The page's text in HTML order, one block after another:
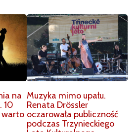
na
10
warto
Muzyka mimo upału.
Renata Drössler
oczarowała publiczność
podczas Trzynieckiego